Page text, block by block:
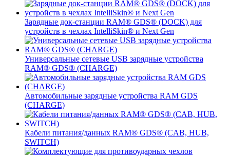
Зарядные док-станции RAM® GDS® (DOCK) для
устройств в чехлах IntelliSkin® и Next Gen
Универсальные сетевые USB зарядные устройства
RAM® GDS® (CHARGE)
Автомобильные зарядные устройства RAM GDS
(CHARGE)
Кабели питания/данных RAM® GDS® (CAB, HUB,
SWITCH)